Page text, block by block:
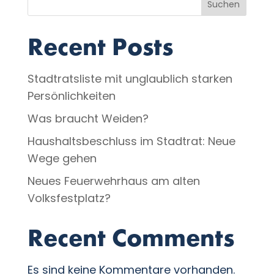
Suchen
Recent Posts
Stadtratsliste mit unglaublich starken
Persönlichkeiten
Was braucht Weiden?
Haushaltsbeschluss im Stadtrat: Neue
Wege gehen
Neues Feuerwehrhaus am alten
Volksfestplatz?
Recent Comments
Es sind keine Kommentare vorhanden.